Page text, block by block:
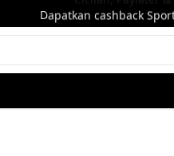
Dapatkan cashback